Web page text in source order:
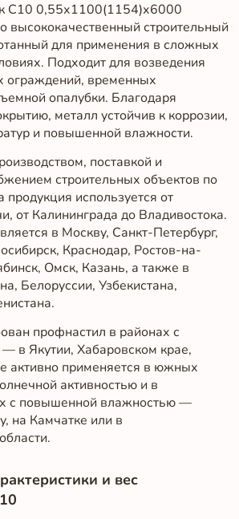
С10 0,55х1100(1154)х6000
высококачественный строительный
для применения в сложных
Подходит для возведения
ограждений, временных
опалубки. Благодаря
металл устойчив к коррозии,
и повышенной влажности.
поставкой и
строительных объектов по
используется от
от Калининграда до Владивостока.
в Москву, Санкт-Петербург,
Краснодар, Ростов-на-
Омск, Казань, а также в
Белоруссии, Узбекистана,
профнастил в районах с
в Якутии, Хабаровском крае,
активно применяется в южных
активностью и в
с повышенной влажностью —
на Камчатке или в
и вес